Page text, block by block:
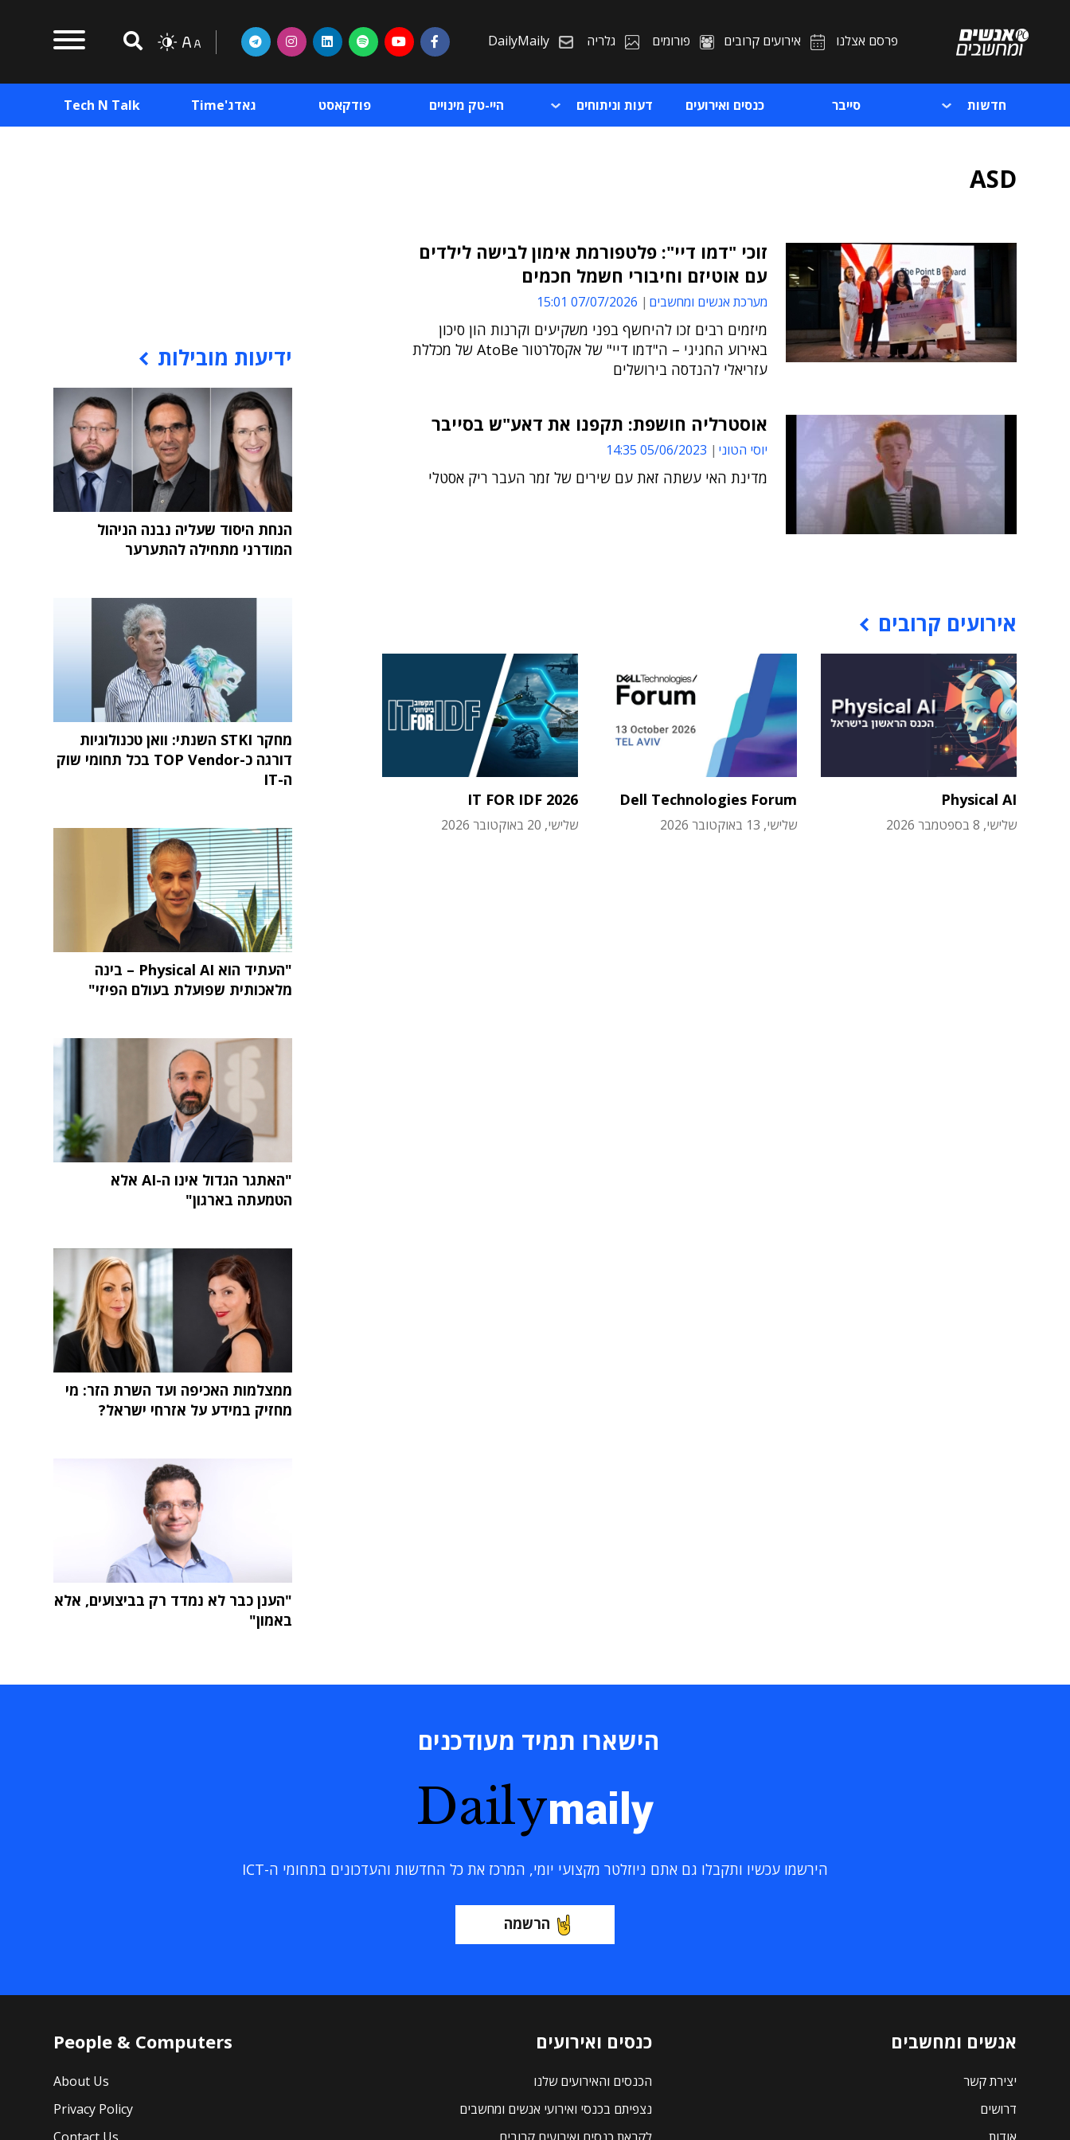
פרסם אצלנו אירועים קרובים פורומים גלריה DailyMaily
חדשות סייבר כנסים ואירועים דעות וניתוחים היי-טק מינויים פודקאסט גאדג'Time Tech N Talk
ASD
זוכי "דמו דיי": פלטפורמת אימון לבישה לילדים
עם אוטיזם וחיבורי חשמל חכמים
מערכת אנשים ומחשבים 07/07/2026 15:01
מיזמים רבים זכו להיחשף בפני משקיעים וקרנות הון סיכון
באירוע החגיגי – ה"דמו דיי" של אקסלרטור AtoBe של מכללת
עזריאלי להנדסה בירושלים
אוסטרליה חושפת: תקפנו את דאע"ש בסייבר
יוסי הטוני 05/06/2023 14:35
מדינת האי עשתה זאת עם שירים של זמר העבר ריק אסטלי
אירועים קרובים
Physical AI
שלישי, 8 בספטמבר 2026
Dell Technologies Forum
שלישי, 13 באוקטובר 2026
IT FOR IDF 2026
שלישי, 20 באוקטובר 2026
ידיעות מובילות
הנחת היסוד שעליה נבנה הניהול
המודרני מתחילה להתערער
מחקר STKI השנתי: וואן טכנולוגיות
דורגה כ-TOP Vendor בכל תחומי שוק
ה-IT
"העתיד הוא Physical AI – בינה
מלאכותית שפועלת בעולם הפיזי"
"האתגר הגדול אינו ה-AI אלא
הטמעתה בארגון"
ממצלמות האכיפה ועד השרת הזר: מי
מחזיק במידע על אזרחי ישראל?
"הענן כבר לא נמדד רק בביצועים, אלא
באמון"
הישארו תמיד מעודכנים
Dailymaily
הירשמו עכשיו ותקבלו גם אתם ניוזלטר מקצועי יומי, המרכז את כל החדשות והעדכונים בתחומי ה-ICT
הרשמה
אנשים ומחשבים
יצירת קשר
דרושים
כנסים ואירועים
הכנסים והאירועים שלנו
נצפיתם בכנסי ואירועי אנשים ומחשבים
People & Computers
About Us
Privacy Policy